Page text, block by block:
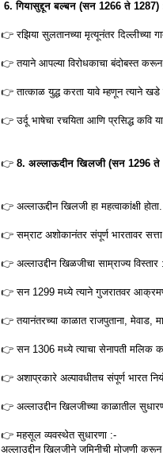
6. गियासुद्दून बल्बन (सन 1266 ते 1287)
👉 रझिया सुलतानच्या मृत्यूनंतर दिल्लीच्या
👉 तयाने आपल्या विरोधकाचा बंदोबस्त
👉 तात्काळ युद्ध करता यावे म्हणून त्याने
👉 उर्दू भाषेचा रचयिता आणि प्रसिद्ध कवि या
👉 8. अल्लाऊदीन खिलजी (सन 1296 ते
👉 अल्लाऊद्दीन खिलजी हा महत्वाकांक्षी
👉 सम्राट अशोकानंतर संपूर्ण भारतावर सत्ता
👉 अल्लाउद्दीन खिळजीचा साम्राज्य विस्तार
👉 सन 1299 मध्ये त्याने गुजरातवर
👉 तयानंतरच्या काळात राजपुताना, मेवाड,
👉 सन 1306 मध्ये त्याचा सेनापती मलिक
👉 अशाप्रकारे अल्पावधीतच संपूर्ण भारत
👉 अल्लाउद्दीन खिलजीच्या काळातील
👉 महसूल व्यवस्थेत सुधारणा :-
अल्लाउद्दीन खिलजीने जमिनीची मोजणी